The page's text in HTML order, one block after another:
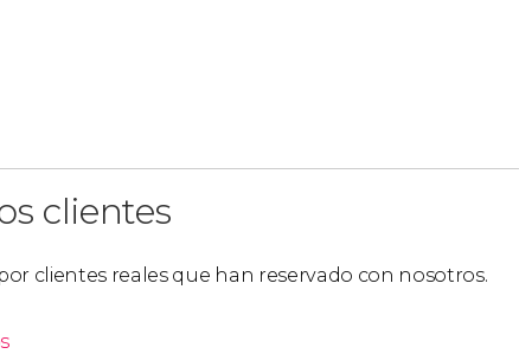
clientes
clientes reales que han reservado con nosotros.